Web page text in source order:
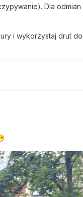
Dla
i wykorzystaj drut do